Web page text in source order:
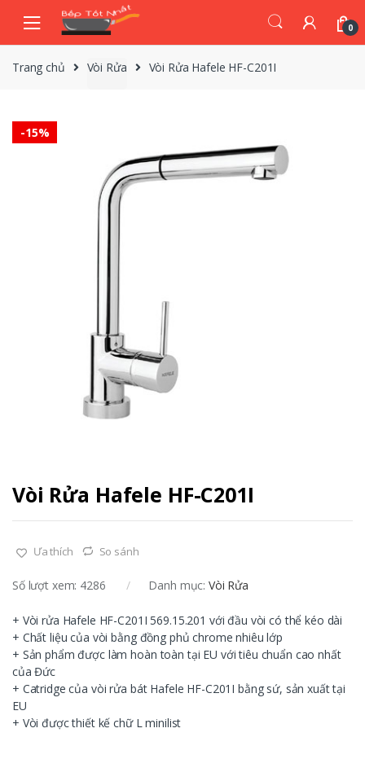
navigation
content
0
Trang chủ Vòi Rửa Vòi Rửa Hafele HF-C201I
-15%
Vòi Rửa Hafele HF-C201I
Ưa thích So sánh
Số lượt xem: 4286 Danh mục: Vòi Rửa
+ Vòi rửa Hafele HF-C201I 569.15.201 với đầu vòi có thể kéo dài
+ Chất liệu của vòi bằng đồng phủ chrome nhiêu lớp
+ Sản phẩm được làm hoàn toàn tại EU với tiêu chuẩn cao nhất
của Đức
+ Catridge của vòi rửa bát Hafele HF-C201I bằng sứ, sản xuất tại
EU
+ Vòi được thiết kế chữ L minilist